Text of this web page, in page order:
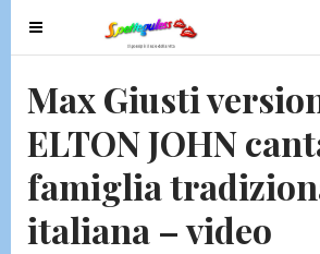
T
o
g
l
e
n
v
Max Giusti
ELTON JOHN
famiglia
italiana – video